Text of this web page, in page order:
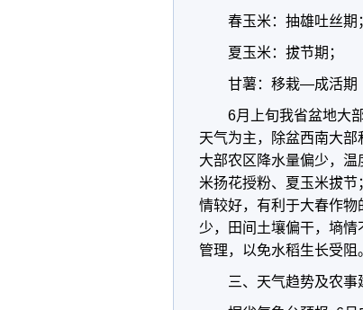
春玉米：抽雄吐丝期
夏玉米：拔节期；
甘薯：移栽—成活期
6月上旬我省盆地大
天气为主，除盆西南大
大部农区降水量偏少，
米扬花授粉、夏玉米拔
情较好，有利于大春作
少，田间土壤偏干，墒
管理，以免水稻生长受阻
三、天气趋势及农事